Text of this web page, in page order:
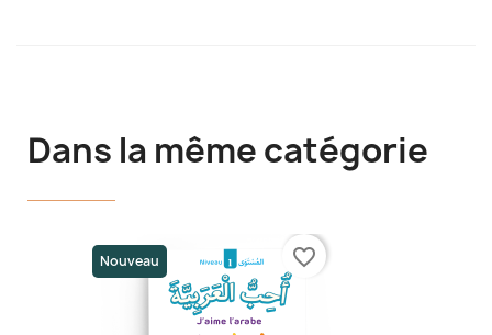
Dans la même catégorie
Nouveau favorite_border